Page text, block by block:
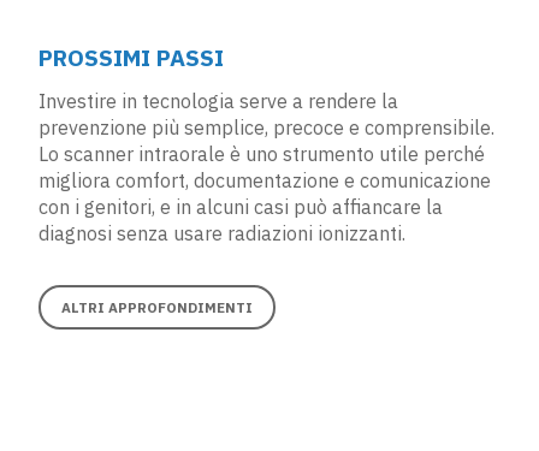
PROSSIMI PASSI
Investire in tecnologia serve a rendere la
prevenzione più semplice, precoce e comprensibile.
Lo scanner intraorale è uno strumento utile perché
migliora comfort, documentazione e comunicazione
con i genitori, e in alcuni casi può affiancare la
diagnosi senza usare radiazioni ionizzanti.
ALTRI APPROFONDIMENTI